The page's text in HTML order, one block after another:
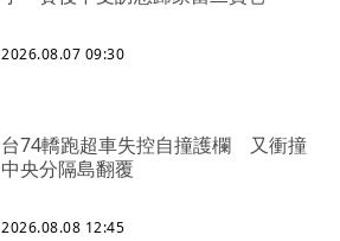
2026.08.07 09:30
台74轎跑超車失控自撞護欄 又衝撞
中央分隔島翻覆
2026.08.08 12:45